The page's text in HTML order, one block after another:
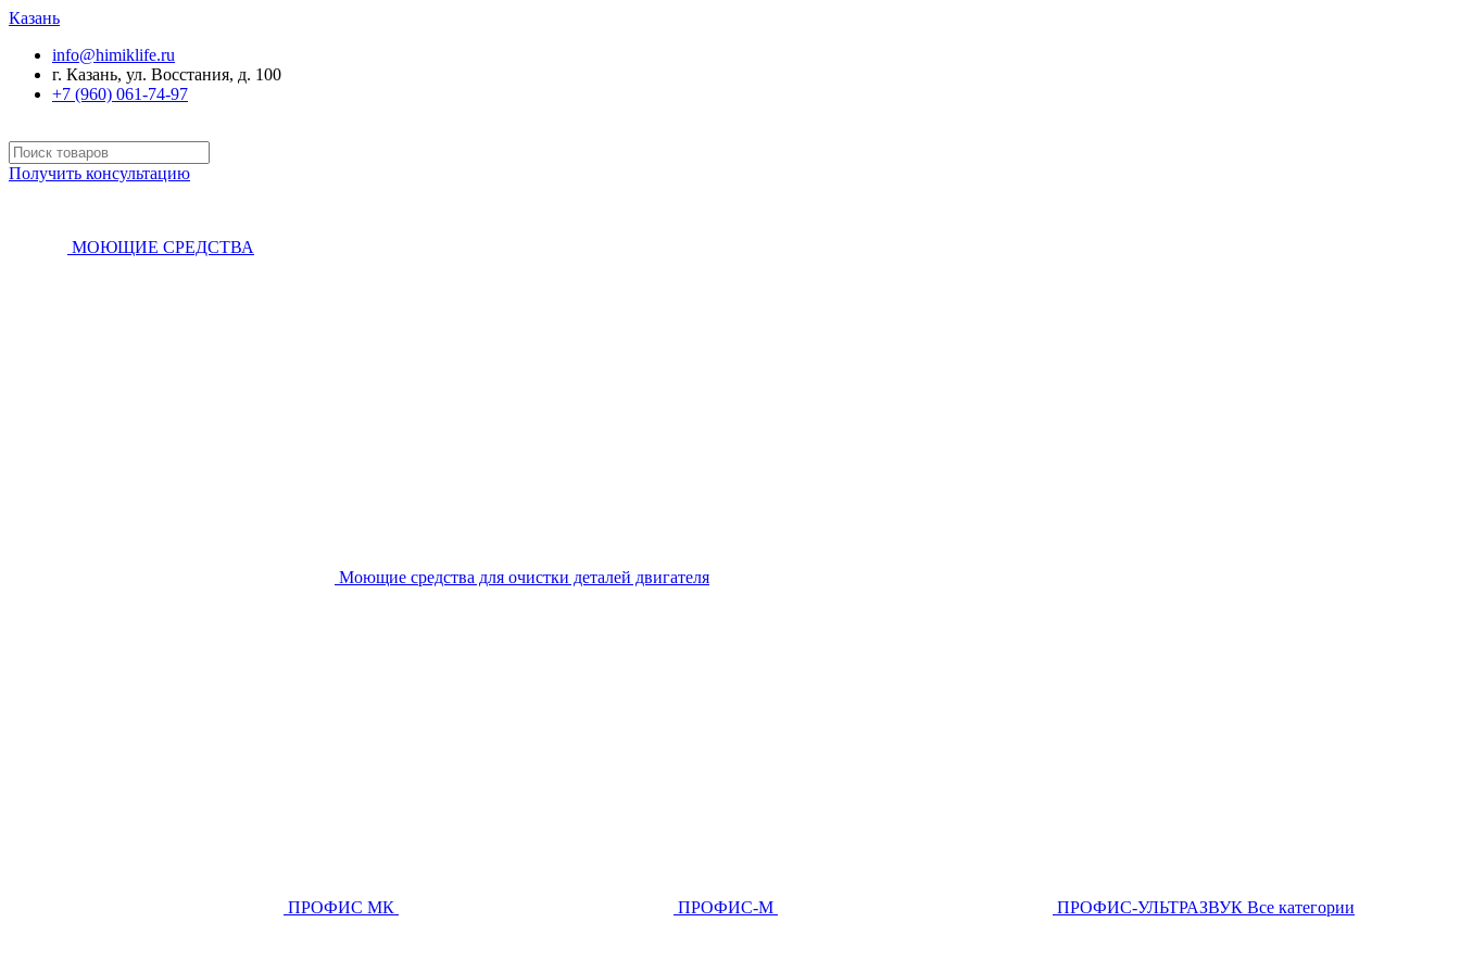
Казань
info@himiklife.ru
г. Казань, ул. Восстания, д. 100
+7 (960) 061-74-97
Получить консультацию
МОЮЩИЕ СРЕДСТВА
Моющие средства для очистки деталей двигателя
ПРОФИС МК ПРОФИС-М ПРОФИС-УЛЬТРАЗВУК Все категории